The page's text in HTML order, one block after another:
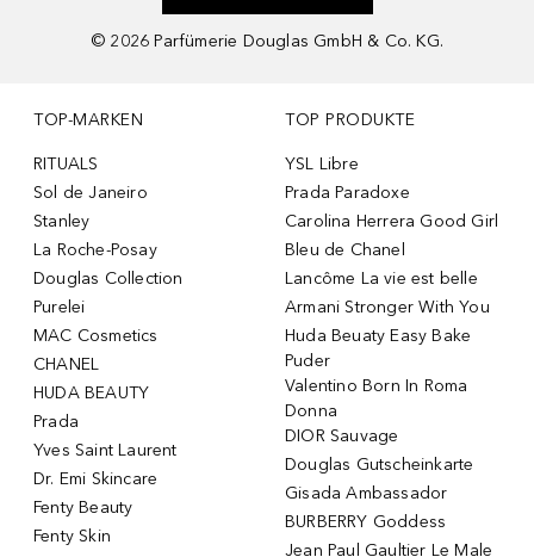
© 2026 Parfümerie Douglas GmbH & Co. KG.
TOP-MARKEN
RITUALS
Sol de Janeiro
Stanley
La Roche-Posay
Douglas Collection
Purelei
MAC Cosmetics
CHANEL
HUDA BEAUTY
Prada
Yves Saint Laurent
Dr. Emi Skincare
Fenty Beauty
Fenty Skin
TOP PRODUKTE
YSL Libre
Prada Paradoxe
Carolina Herrera Good Girl
Bleu de Chanel
Lancôme La vie est belle
Armani Stronger With You
Huda Beuaty Easy Bake
Puder
Valentino Born In Roma
Donna
DIOR Sauvage
Douglas Gutscheinkarte
Gisada Ambassador
BURBERRY Goddess
Jean Paul Gaultier Le Male